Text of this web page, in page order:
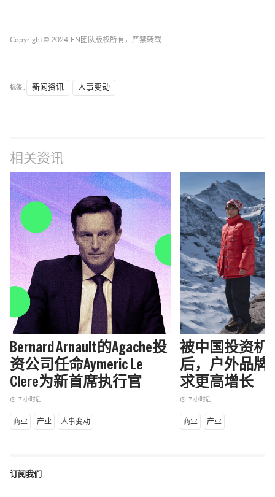
Copyright © 2024 FN团队 版权所有，严禁转载.
标签 : 新闻资讯 人事变动
相关资讯
Bernard Arnault的Agache投
资公司任命Aymeric Le
Clere为新首席执行官
access_time 7 小时后
商业 产业 人事变动
被中国投资机
后，户外品牌
求更高增长
access_time 7 小时后
商业 产业
订阅我们